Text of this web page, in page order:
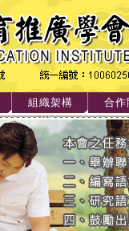
組織架構 合作